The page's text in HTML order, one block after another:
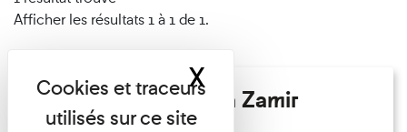
Afficher les résultats 1 à 1 de 1.
Hélène Gaudy - Villa Zamir
XMasquer le